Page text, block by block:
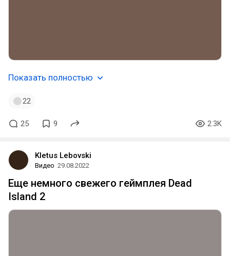
Показать полностью
22
25 9 2.3K
Kletus Lebovski
Видео 29.08.2022
Еще немного свежего геймплея Dead
Island 2